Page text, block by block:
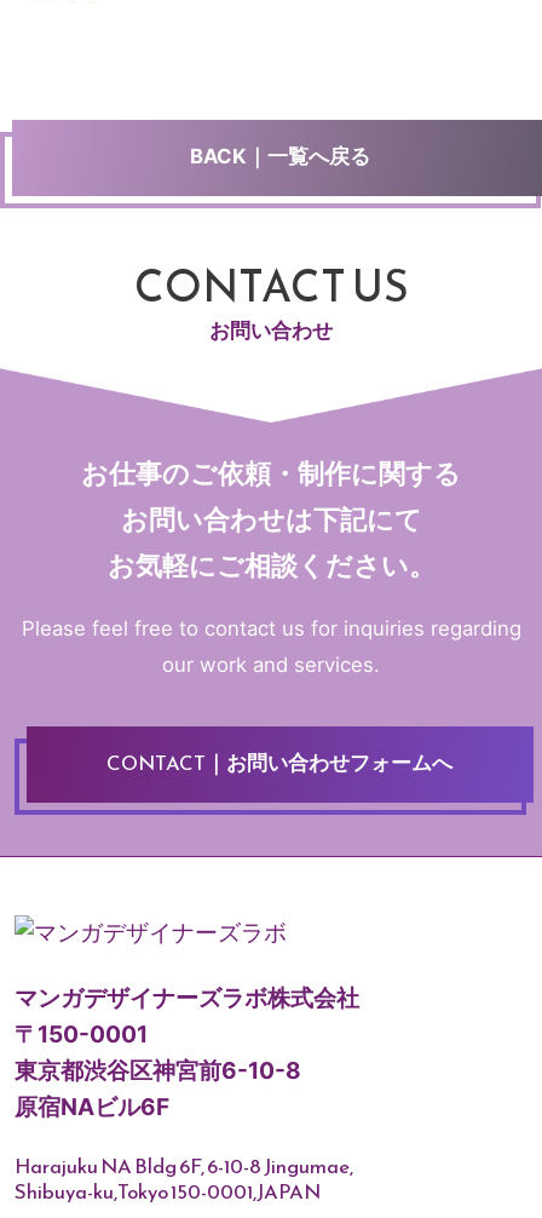
BACK｜一覧へ戻る
CONTACT US
お問い合わせ
お仕事のご依頼・制作に関する
お問い合わせは下記にて
お気軽にご相談ください。
Please feel free to contact us for inquiries regarding
our work and services.
CONTACT ｜お問い合わせフォームへ
マンガデザイナーズラボ株式会社
〒150-0001
東京都渋谷区神宮前6-10-8
原宿NAビル6F
Harajuku NA Bldg 6F, 6-10-8 Jingumae,
Shibuya-ku,Tokyo 150-0001,JAPAN